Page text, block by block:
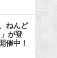
ねんど
が登
催中！